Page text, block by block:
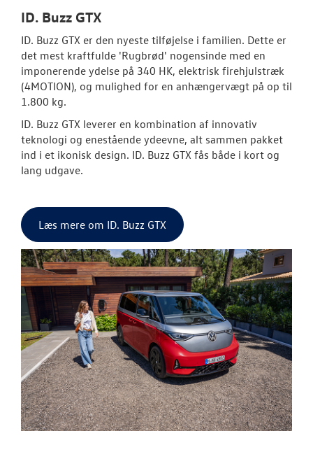
ID. Buzz GTX
ID. Buzz GTX er den nyeste tilføjelse i familien. Dette er
det mest kraftfulde 'Rugbrød' nogensinde med en
imponerende ydelse på 340 HK, elektrisk firehjulstræk
(4MOTION), og mulighed for en anhængervægt på op til
1.800 kg.
ID. Buzz GTX leverer en kombination af innovativ
teknologi og enestående ydeevne, alt sammen pakket
ind i et ikonisk design. ID. Buzz GTX fås både i kort og
lang udgave.
Læs mere om ID. Buzz GTX